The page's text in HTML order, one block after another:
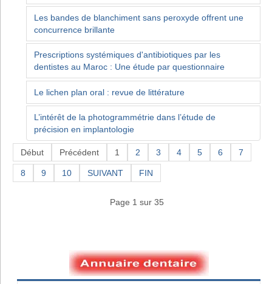
Les bandes de blanchiment sans peroxyde offrent une
concurrence brillante
Prescriptions systémiques d'antibiotiques par les
dentistes au Maroc : Une étude par questionnaire
Le lichen plan oral : revue de littérature
L’intérêt de la photogrammétrie dans l’étude de
précision en implantologie
Début Précédent 1 2 3 4 5 6 7
8 9 10 SUIVANT FIN
Page 1 sur 35